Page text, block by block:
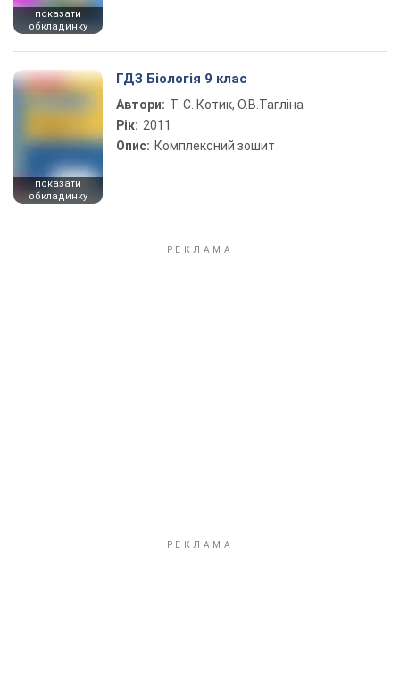
показати
обкладинку
показати
обкладинку
ГДЗ Біологія 9 клас
Автори: Т. С. Котик, О.В.Тагліна
Рік: 2011
Опис: Комплексний зошит